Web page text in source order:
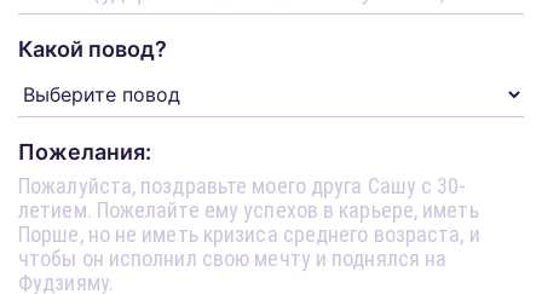
Какой повод?
Пожелания: